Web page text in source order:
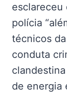
esclareceu
polícia
técnicos
conduta
de energia